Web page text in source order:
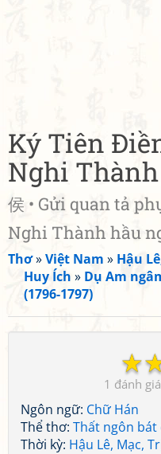
Ký Tiên
Nghi
侯 • Gửi quan tả
Nghi Thành hầu
Thơ»Việt Nam » Hậu
Huy Ích » Dụ Am
(1796-1797)
☆
1
Ngôn ngữ: Chữ Hán
Thể thơ: Thất ngôn bát
Thời kỳ: Hậu Lê, Mạc,